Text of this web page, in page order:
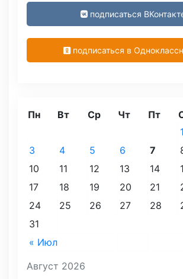
подписаться
подписаться в
Август 2026
Пн Вт Ср Чт Пт
« Июл
1
3
4 5 6 7
10
11 12 13 14
17
18 19 20 21
24
25 26 27 28
31